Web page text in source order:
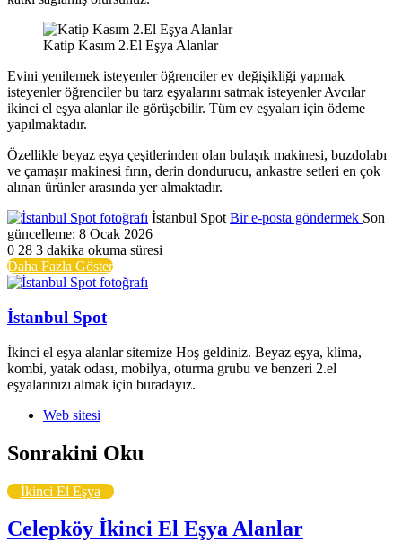
Katip Kasım 2.El Eşya Alanlar
Evini yenilemek isteyenler öğrenciler ev değişikliği yapmak
isteyenler öğrenciler bu tarz eşyalarını satmak isteyenler Avcılar
ikinci el eşya alanlar ile görüşebilir. Tüm ev eşyaları için ödeme
yapılmaktadır.
Özellikle beyaz eşya çeşitlerinden olan bulaşık makinesi, buzdolabı
ve çamaşır makinesi fırın, derin dondurucu, ankastre setleri en çok
alınan ürünler arasında yer almaktadır.
İstanbul Spot Bir e-posta göndermek Son
güncelleme: 8 Ocak 2026
0 28 3 dakika okuma süresi
Daha Fazla Göster
İstanbul Spot
İkinci el eşya alanlar sitemize Hoş geldiniz. Beyaz eşya, klima,
kombi, yatak odası, mobilya, oturma grubu ve benzeri 2.el
eşyalarınızı almak için buradayız.
Web sitesi
Sonrakini Oku
İkinci El Eşya
Celepköy İkinci El Eşya Alanlar